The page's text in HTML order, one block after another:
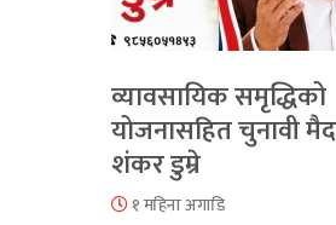
व्यावसायिक समृद्धिको
योजनासहित चुनावी
शंकर डुम्रे
१ महिना अगाडि